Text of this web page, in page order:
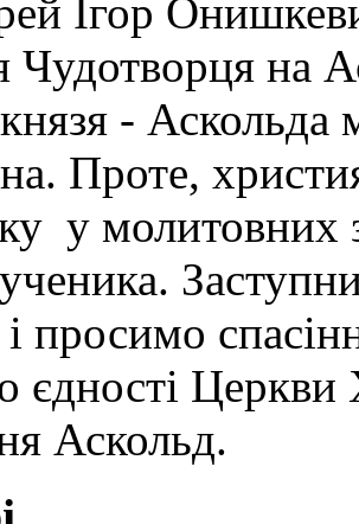
Ігор
на
- Аскольда
Проте,
у молитовних
просимо
єдності Церкви
Аскольд.